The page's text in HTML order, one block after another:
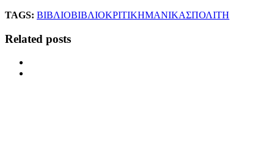
TAGS: ΒΙΒΛΙΟΒΙΒΛΙΟΚΡΙΤΙΚΗΜΑΝΙΚΑΣΠΟΛΙΤΗ
Related posts